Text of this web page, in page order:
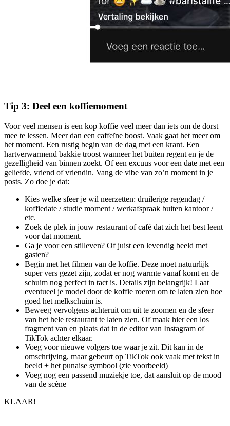
Tip 3: Deel een koffiemoment
Voor veel mensen is een kop koffie veel meer dan iets om de dorst
mee te lessen. Meer dan een caffeïne boost. Vaak gaat het meer om
het moment. Een rustig begin van de dag met een krant. Een
hartverwarmend bakkie troost wanneer het buiten regent en je de
gezelligheid van binnen zoekt. Of een excuus voor een date met een
geliefde, vriend of vriendin. Vang de vibe van zo’n moment in je
posts. Zo doe je dat:
Kies welke sfeer je wil neerzetten: druilerige regendag /
koffiedate / studie moment / werkafspraak buiten kantoor /
etc.
Zoek de plek in jouw restaurant of café dat zich het best leent
voor dat moment.
Ga je voor een stilleven? Of juist een levendig beeld met
gasten?
Begin met het filmen van de koffie. Deze moet natuurlijk
super vers gezet zijn, zodat er nog warmte vanaf komt en de
schuim nog perfect in tact is. Details zijn belangrijk! Laat
eventueel je model door de koffie roeren om te laten zien hoe
goed het melkschuim is.
Beweeg vervolgens achteruit om uit te zoomen en de sfeer
van het hele restaurant te laten zien. Of maak hier een los
fragment van en plaats dat in de editor van Instagram of
TikTok achter elkaar.
Voeg voor nieuwe volgers toe waar je zit. Dit kan in de
omschrijving, maar gebeurt op TikTok ook vaak met tekst in
beeld + het punaise symbool (zie voorbeeld)
Voeg nog een passend muziekje toe, dat aansluit op de mood
van de scène
KLAAR!